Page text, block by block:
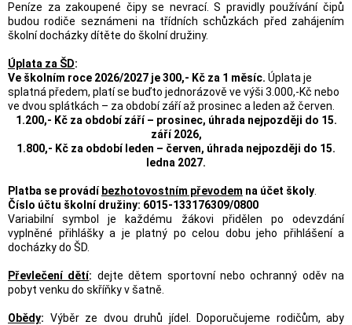
Peníze za zakoupené čipy se nevrací. S pravidly používání čipů
budou rodiče seznámeni na třídních schůzkách před zahájením
školní docházky dítěte do školní družiny.
Úplata za ŠD:
Ve školním roce 2026/2027 je 300,- Kč za 1 měsíc. Úplata je
splatná předem, platí se buďto jednorázově ve výši 3.000,-Kč nebo
ve dvou splátkách – za období září až prosinec a leden až červen.
1.200,- Kč za období září – prosinec, úhrada nejpozději do 15.
září 2026,
1.800,- Kč za období leden – červen, úhrada nejpozději do 15.
ledna 2027.
Platba se provádí bezhotovostním převodem na účet školy
Číslo účtu školní družiny: 6015-133176309/0800
Variabilní symbol je každému žákovi přidělen po odevzdání
vyplněné přihlášky a je platný po celou dobu jeho přihlášení a
docházky do ŠD.
Převlečení dětí: dejte dětem sportovní nebo ochranný oděv na
pobyt venku do skříňky v šatně.
Obědy: Výběr ze dvou druhů jídel. Doporučujeme rodičům, aby